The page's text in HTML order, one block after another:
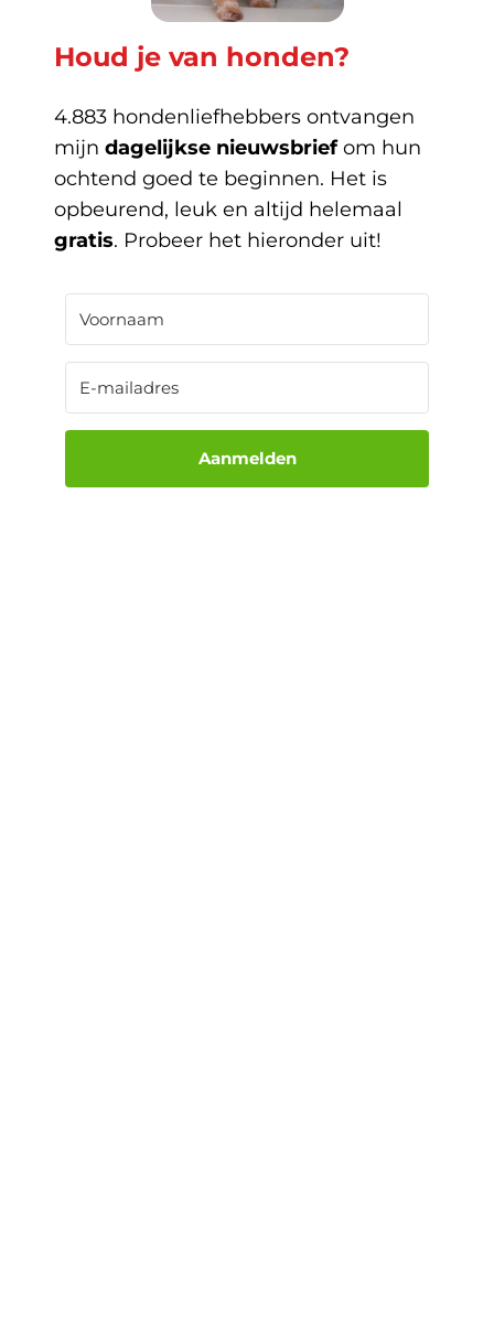
Houd je van honden?
4.883 hondenliefhebbers ontvangen
mijn dagelijkse nieuwsbriefom hun
ochtend goed te beginnen. Het is
opbeurend, leuk en altijd helemaal
gratis. Probeer het hieronder uit!
Aanmelden